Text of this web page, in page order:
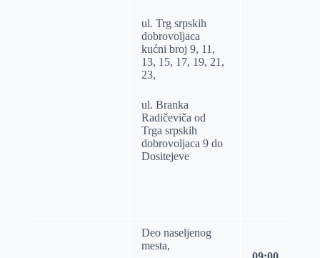
ul. Trg srpskih
dobrovoljaca
kućni broj 9, 11,
13, 15, 17, 19, 21,
23,
ul. Branka
Radičeviča od
Trga srpskih
dobrovoljaca 9 do
Dositejeve
Deo naseljenog
mesta,